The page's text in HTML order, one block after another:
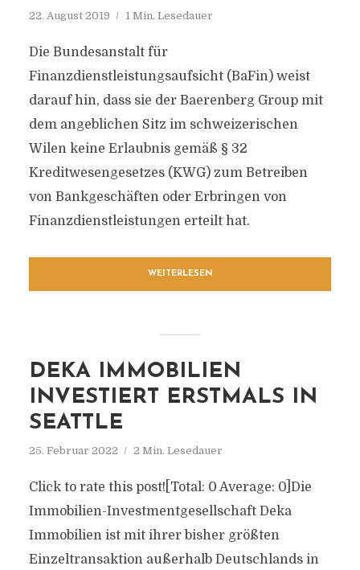
22. August 2019 1 Min. Lesedauer
Die Bundesanstalt für
Finanzdienstleistungsaufsicht (BaFin) weist
darauf hin, dass sie der Baerenberg Group mit
dem angeblichen Sitz im schweizerischen
Wilen keine Erlaubnis gemäß § 32
Kreditwesengesetzes (KWG) zum Betreiben
von Bankgeschäften oder Erbringen von
Finanzdienstleistungen erteilt hat.
WEITERLESEN
DEKA IMMOBILIEN
INVESTIERT ERSTMALS IN
SEATTLE
25. Februar 2022 2 Min. Lesedauer
Click to rate this post![Total: 0 Average: 0]Die
Immobilien-Investmentgesellschaft Deka
Immobilien ist mit ihrer bisher größten
Einzeltransaktion außerhalb Deutschlands in